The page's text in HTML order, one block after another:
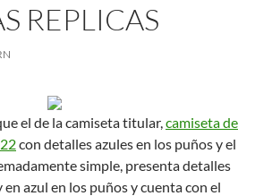
REPLICAS
el de la camiseta titular,camiseta de
con detalles azules en los puños y el
simple, presenta detalles
azul en los puños y cuenta con el